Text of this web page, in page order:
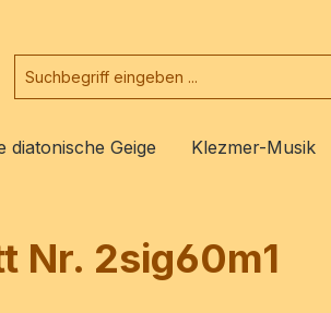
diatonische Geige Klezmer-Musik
Nr. 2sig60m1